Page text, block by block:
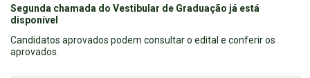
Segunda chamada do Vestibular de Graduação já está
disponível
Candidatos aprovados podem consultar o edital e conferir os
aprovados.